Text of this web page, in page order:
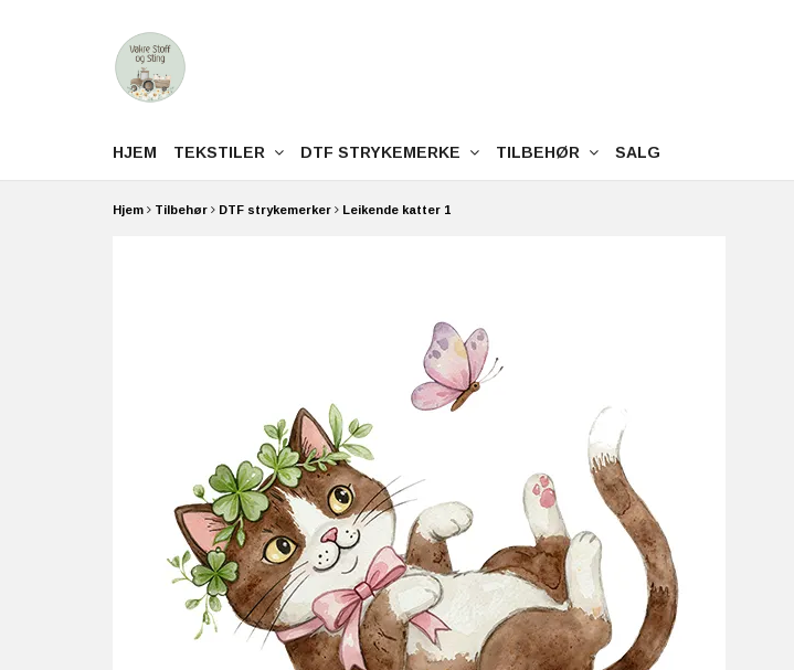
Hjem Tilbehør DTF strykemerker Leikende katter 1
HJEM TEKSTILER DTF STRYKEMERKE TILBEHØR SALG